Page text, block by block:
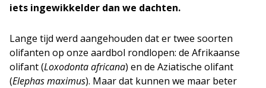
iets ingewikkelder dan we dachten.
Lange tijd werd aangehouden dat er twee soorten
olifanten op onze aardbol rondlopen: de Afrikaanse
olifant (Loxodonta africana) en de Aziatische olifant
(Elephas maximus). Maar dat kunnen we maar beter